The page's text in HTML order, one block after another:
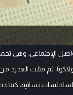
الإجتماعي، وهي
في العام 2002 من خلال دورها في مسلسل(هولاكو)،